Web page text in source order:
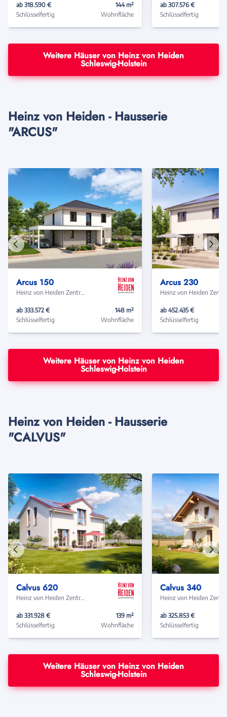
ab 318.590 €
Schlüsselfertig
144 m²
Wohnfläche
ab 307.576 €
Schlüsselfertig
Weitere Häuser von Heinz von Heiden
Schleswig-Holstein
Heinz von Heiden - Hausserie
"ARCUS"
Arcus 150
Heinz von Heiden Zentrale
ab 333.572 €
Schlüsselfertig
148 m²
Wohnfläche
Arcus 230
ab 452.435 €
Schlüsselfertig
Vorheriges
Haus
Haus
Weitere Häuser von Heinz von Heiden
Schleswig-Holstein
Heinz von Heiden - Hausserie
"CALVUS"
Calvus 620
Heinz von Heiden Zentrale
ab 331.928 €
Schlüsselfertig
139 m²
Wohnfläche
Calvus 340
ab 325.853 €
Schlüsselfertig
Vorheriges
Haus
Haus
Weitere Häuser von Heinz von Heiden
Schleswig-Holstein